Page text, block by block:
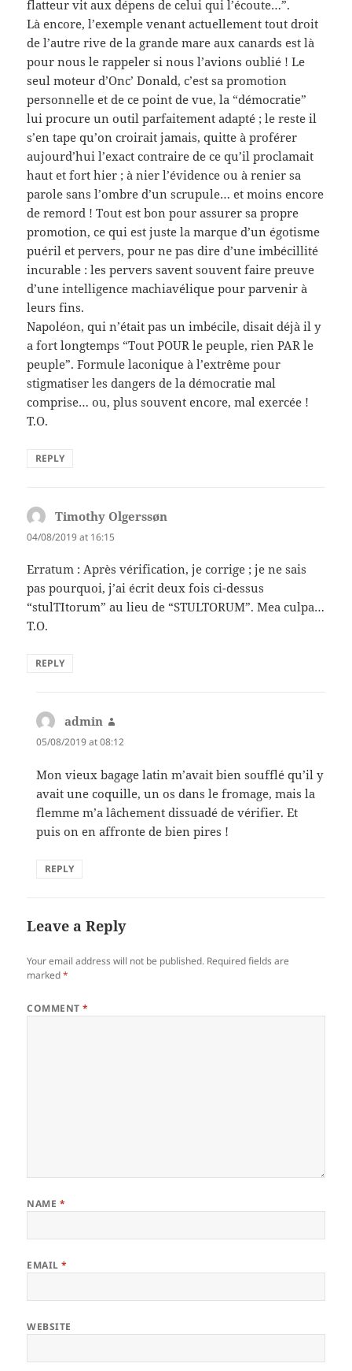
flatteur vit aux dépens de celui qui l’écoute…”.
Là encore, l’exemple venant actuellement tout droit
de l’autre rive de la grande mare aux canards est là
pour nous le rappeler si nous l’avions oublié ! Le
seul moteur d’Onc’ Donald, c’est sa promotion
personnelle et de ce point de vue, la “démocratie”
lui procure un outil parfaitement adapté ; le reste il
s’en tape qu’on croirait jamais, quitte à proférer
aujourd’hui l’exact contraire de ce qu’il proclamait
haut et fort hier ; à nier l’évidence ou à renier sa
parole sans l’ombre d’un scrupule… et moins encore
de remord ! Tout est bon pour assurer sa propre
promotion, ce qui est juste la marque d’un égotisme
puéril et pervers, pour ne pas dire d’une imbécillité
incurable : les pervers savent souvent faire preuve
d’une intelligence machiavélique pour parvenir à
leurs fins.
Napoléon, qui n’était pas un imbécile, disait déjà il y
a fort longtemps “Tout POUR le peuple, rien PAR le
peuple”. Formule laconique à l’extrême pour
stigmatiser les dangers de la démocratie mal
comprise… ou, plus souvent encore, mal exercée !
T.O.
REPLY
Timothy Olgerssøn
04/08/2019 at 16:15
Erratum : Après vérification, je corrige ; je ne sais
pas pourquoi, j’ai écrit deux fois ci-dessus
“stulTItorum” au lieu de “STULTORUM”. Mea culpa…
T.O.
REPLY
admin
05/08/2019 at 08:12
Mon vieux bagage latin m’avait bien soufflé qu’il y
avait une coquille, un os dans le fromage, mais la
flemme m’a lâchement dissuadé de vérifier. Et
puis on en affronte de bien pires !
REPLY
Leave a Reply
Your email address will not be published. Required fields are
marked*
COMMENT*
NAME *
EMAIL*
WEBSITE